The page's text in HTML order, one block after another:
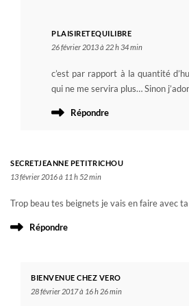
PLAISIRETEQUILIBRE
26 février 2013 à 22 h 34 min
c’est par rapport à la quantité
qui ne me servira plus… Sinon
Répondre
SECRETJEANNE PETITRICHOU
13 février 2016 à 11 h 52 min
Trop beau tes beignets je vais en faire avec
Répondre
BIENVENUE CHEZ VERO
28 février 2017 à 16 h 26 min